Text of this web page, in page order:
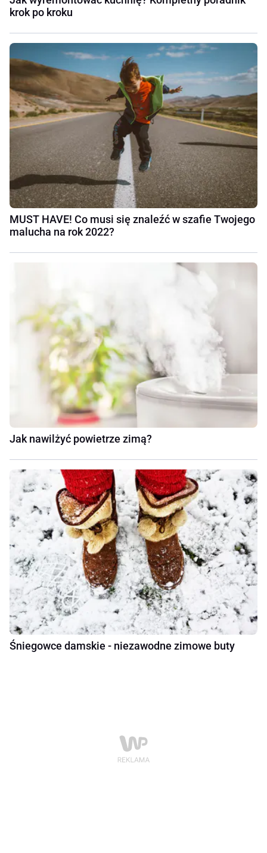
krok po kroku
MUST HAVE! Co musi się znaleźć w szafie Twojego
malucha na rok 2022?
Jak nawilżyć powietrze zimą?
Śniegowce damskie - niezawodne zimowe buty